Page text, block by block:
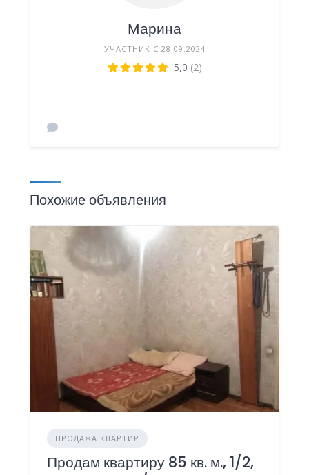
Марина
УЧАСТНИК С 28.09.2024
5,0 (2)
Похожие объявления
ПРОДАЖА КВАРТИР
Продам квартиру 85 кв. м., 1/2,